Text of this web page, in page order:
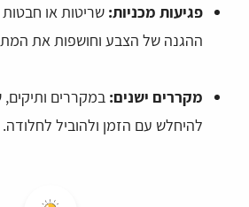
פגיעות מכניות: שריטות או
ההגנה של הצבע וחושפות את
מקררים ישנים: במקררים
להיחלש עם הזמן ולהוביל לחלודה.